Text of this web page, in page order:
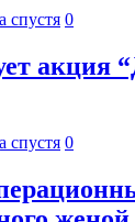
спустя 0
акция
спустя 0